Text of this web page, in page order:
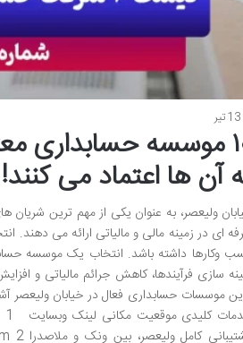
13 تیر
۱۰ موسسه حسابداری
آن ها اعتماد می کنند!
ولیعصر، به عنوان یکی از مهم ترین
ای در زمینه مالی و مالیاتی ارائه می دهند.
وکارها داشته باشد. انتخاب یک موسسه
موسسات حسابداری فعال در خیابان